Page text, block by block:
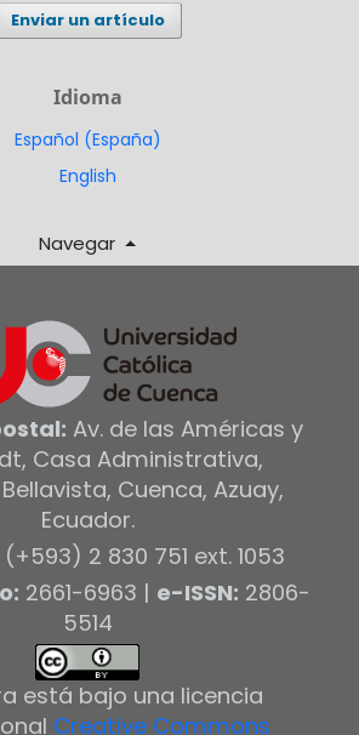
Enviar un artículo
Idioma
Español (España)
English
Navegar
Av. de las Américas y
Casa Administrativa,
Cuenca, Azuay,
Ecuador.
(+593) 2 830 751 ext. 1053
2661-6963 | e-ISSN: 2806-
5514
está bajo una licencia
Creative Commons